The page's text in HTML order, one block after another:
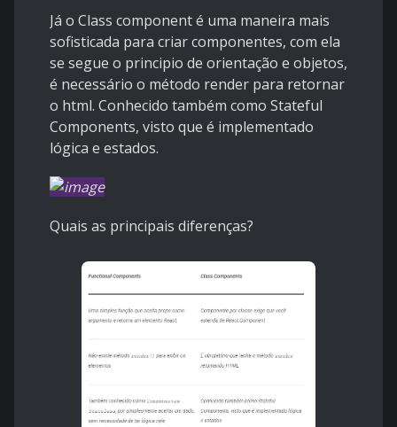
Já o Class component é uma maneira mais
sofisticada para criar componentes, com ela
se segue o principio de orientação e objetos,
é necessário o método render para retornar
o html. Conhecido também como Stateful
Components, visto que é implementado
lógica e estados.
Quais as principais diferenças?